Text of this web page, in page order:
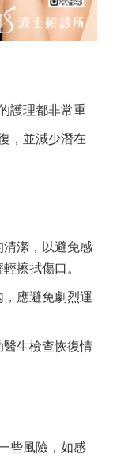
護理都非常重
，並減少潛在
清潔，以避免感
擦拭傷口。
，應避免劇烈運
生檢查恢復情
些風險，如感